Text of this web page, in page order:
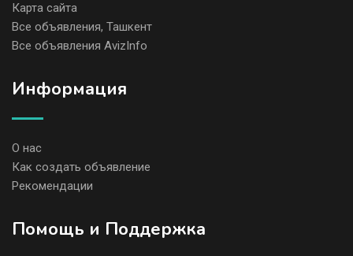
Карта сайта
Все объявления, Ташкент
Все объявления AvizInfo
Информация
О нас
Как создать объявление
Рекомендации
Помощь и Поддержка